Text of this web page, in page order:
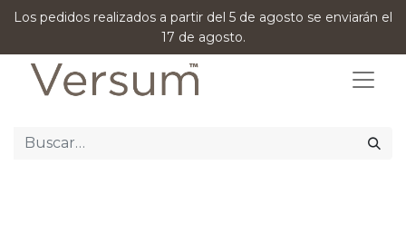
Los pedidos realizados a partir del 5 de agosto se enviarán el
17 de agosto.